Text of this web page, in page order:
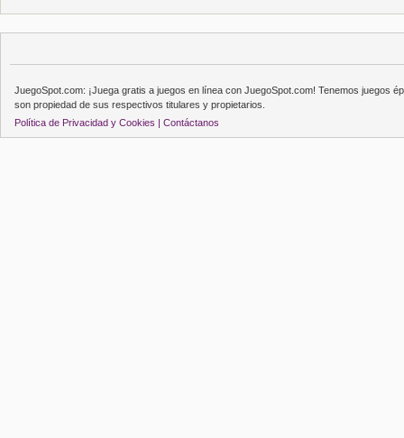
JuegoSpot.com: ¡Juega gratis a juegos en línea con JuegoSpot.com! Tenemos juegos
son propiedad de sus respectivos titulares y propietarios.
Política de Privacidad y Cookies | Contáctanos